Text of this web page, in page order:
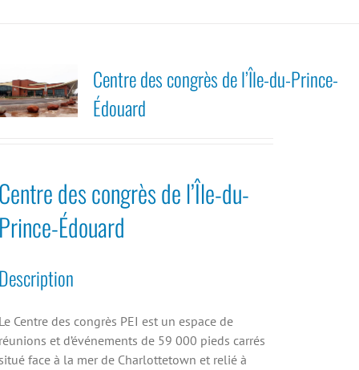
Centre des congrès de l’Île-du-Prince-
Édouard
des congrès de l’Île-du-
Édouard
Centre des congrès PEI est un espace de
et d’événements de 59 000 pieds carrés
face à la mer de Charlottetown et relié à